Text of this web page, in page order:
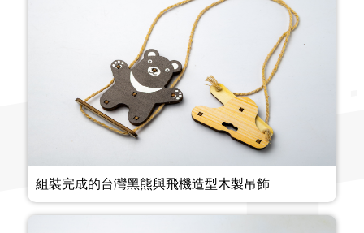
組裝完成的台灣黑熊與飛機造型木製吊飾